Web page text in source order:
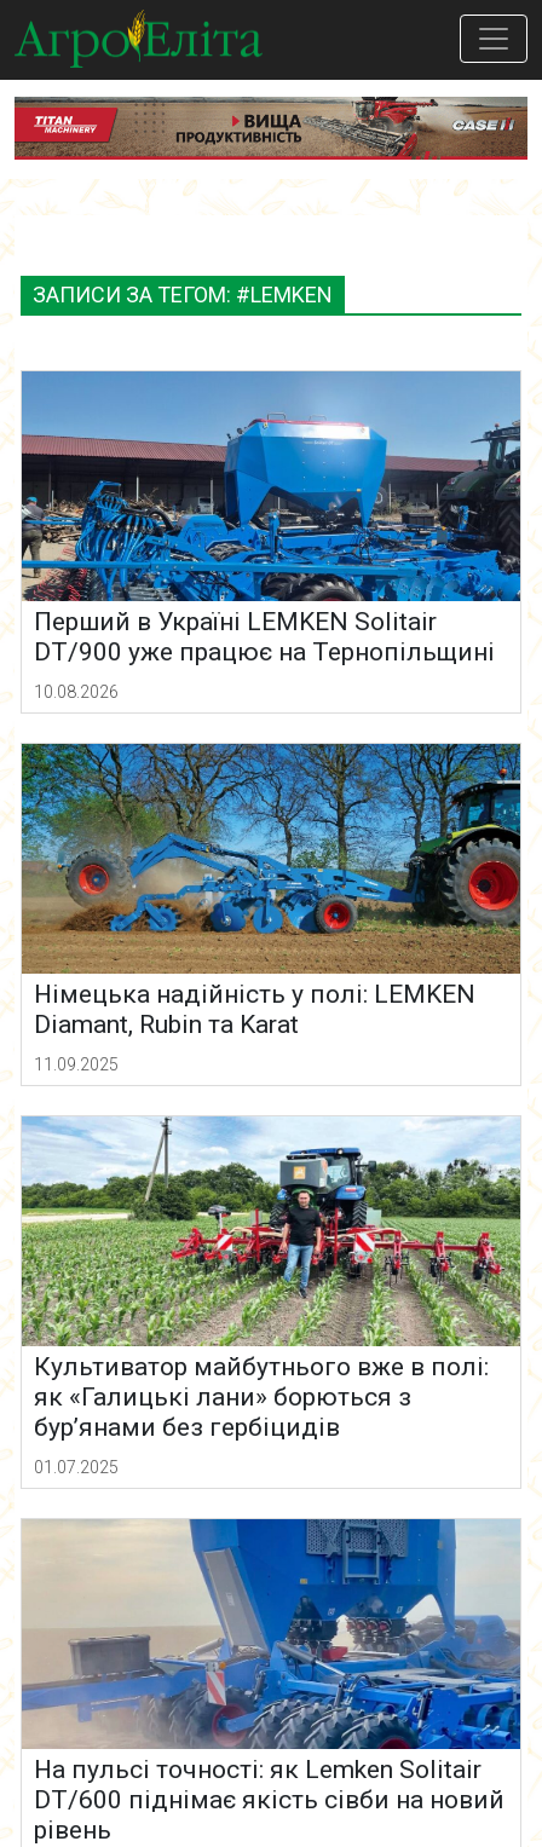
ЗАПИСИ ЗА ТЕГОМ: #LEMKEN
Перший в Україні LEMKEN Solitair
DT/900 уже працює на Тернопільщині
10.08.2026
Німецька надійність у полі: LEMKEN
Diamant, Rubin та Karat
11.09.2025
Культиватор майбутнього вже в полі:
як «Галицькі лани» борються з
бур’янами без гербіцидів
01.07.2025
На пульсі точності: як Lemken Solitair
DT/600 піднімає якість сівби на новий
рівень